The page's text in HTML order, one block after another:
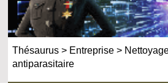
Thésaurus > Entreprise>
antiparasitaire